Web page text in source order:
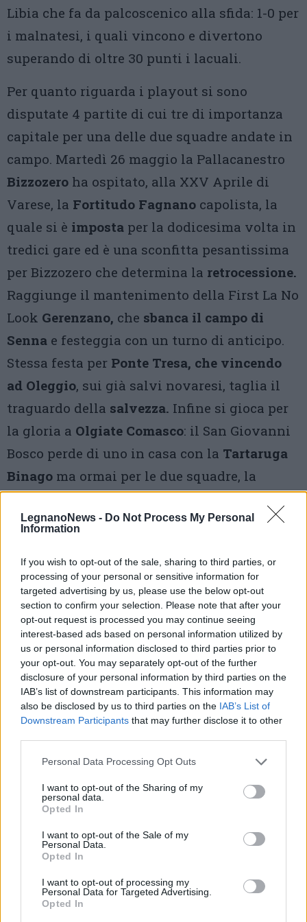
LegnanoNews - Do Not Process My Personal
Information
If you wish to opt-out of the sale, sharing to third parties, or
processing of your personal or sensitive information for
targeted advertising by us, please use the below opt-out
section to confirm your selection. Please note that after your
opt-out request is processed you may continue seeing
interest-based ads based on personal information utilized by
us or personal information disclosed to third parties prior to
your opt-out. You may separately opt-out of the further
disclosure of your personal information by third parties on the
IAB’s list of downstream participants. This information may
also be disclosed by us to third parties on the IAB’s List of
Downstream Participants that may further disclose it to other
Personal Data Processing Opt Outs
I want to opt-out of the Sharing of my
personal data.
Opted In
I want to opt-out of the Sale of my
Personal Data.
Opted In
I want to opt-out of processing my
Personal Data for Targeted Advertising.
Opted In
Libia che fa da palcoscenico alla sfida: 1-0 per
i malnatesi, i quali vincono e divertono
superando di oltre 30 punti i lacuali.
Per quanto riguarda i playout si sono
disputate 4 partite di cui tre di importanza
capitale per una delle due squadre andate in
campo. Martedì 26 maggio la Pallacanestro
Bizzozero ha ospitato, alla XXV Aprile di
Varese, la Fortitudo Fagnano capolista, la
quale si è imposta per la dodicesima volta in
tredici gare ed è una sconfitta pesantissima
per Bizzozero che determina la retrocessione.
Raggiunge il mantenimento della First La No
Look Gerenzano, che sbanca il campo di
Senna e festeggia con un turno di anticipo.
Stessa festa per Ponte Tresa, che vincendo
ad Oleggio, sui già salvi novaresi, taglia il
traguardo della salvezza. Infine si gioca per
la gloria a Olgiate Comasco: il San Giovanni
Bosco perde di uno in casa con la Tartaruga
Binago ma ormai per le due squadre, la
retrocessione è matematicagià da qualche
tempo.
2 GIUGNO – “Una data che appartiene a
tutti”
Ieri era la festa della Repubblica. «Il2 giugno
è una data che appartiene a tutte e tutti–
affermaTiziano Pesce,presidente nazionale
Uisp – il giorno in cui, nel 1946, l’Italia scelse
la Repubblica, la democrazia e la
propria convivenza civile, dopo la guerra e la
dittatura fascista.Come Uisp sentiamo forte
il valore di questa ricorrenza
, che richiama i
sport sociale e per tutti è uno strumento
solidarietà, promozione di diritti. Celebrare la